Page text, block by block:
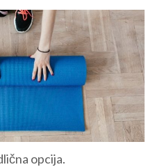
opcija.